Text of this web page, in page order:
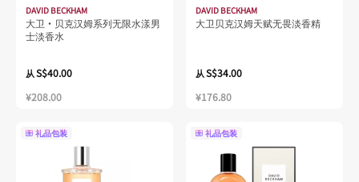
DAVID BECKHAM
大卫·贝克汉姆系列无限水漾男
士淡香水
从S$40.00
¥208.00
DAVID BECKHAM
大卫贝克汉姆天赋无畏淡香精
从S$34.00
¥176.80
礼品包装 礼品包装